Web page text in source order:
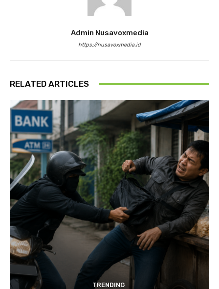
Admin Nusavoxmedia
https://nusavoxmedia.id
RELATED ARTICLES
TRENDING